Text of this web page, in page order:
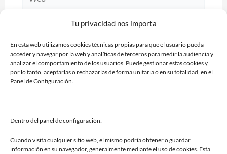
Tu privacidad nos importa
En esta web utilizamos cookies técnicas propias para que el usuario pueda
acceder y navegar por la web y analíticas de terceros para medir la audiencia y
analizar el comportamiento de los usuarios. Puede gestionar estas cookies y,
por lo tanto, aceptarlas o rechazarlas de forma unitaria o en su totalidad, en el
Panel de Configuración.
Dentro del panel de configuración:
Cuando visita cualquier sitio web, el mismo podría obtener o guardar
información en su navegador, generalmente mediante el uso de cookies. Esta
Guarda mi nombre, correo electrónico y web en
este navegador para la próxima vez que comente.